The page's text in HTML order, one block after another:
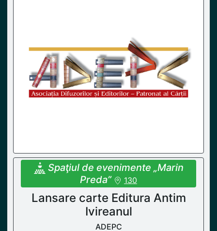
Spaţiul de evenimente „Marin
Preda”
130
Lansare carte Editura Antim
Ivireanul
ADEPC